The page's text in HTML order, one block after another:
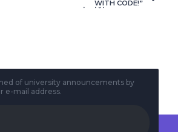
WITH CODE!”
ETKİNLİĞİ 7-11 KASIM
of university announcements by
e-mail address.